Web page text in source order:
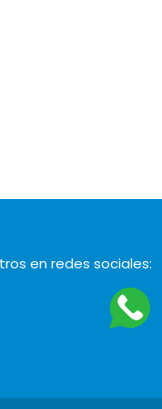
en redes sociales: